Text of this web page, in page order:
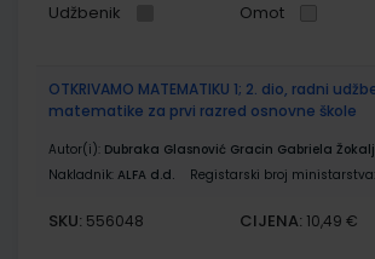
Udžbenik Omot
OTKRIVAMO MATEMATIKU 1; 2. dio, radni
matematike za prvi razred osnovne škole
Autor(i): Dubraka Glasnović Gracin Gabriela
Nakladnik: ALFA d.d. Registarski broj ministarstva:
SKU: 556048 CIJENA: 10,49 €